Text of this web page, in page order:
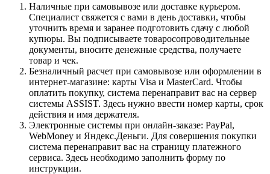
Наличные при самовывозе или доставке курьером.
Специалист свяжется с вами в день доставки, чтобы
уточнить время и заранее подготовить сдачу с любой
купюры. Вы подписываете товаросопроводительные
документы, вносите денежные средства, получаете
товар и чек.
Безналичный расчет при самовывозе или оформлении в
интернет-магазине: карты Visa и MasterCard. Чтобы
оплатить покупку, система перенаправит вас на сервер
системы ASSIST. Здесь нужно ввести номер карты, срок
действия и имя держателя.
Электронные системы при онлайн-заказе: PayPal,
WebMoney и Яндекс.Деньги. Для совершения покупки
система перенаправит вас на страницу платежного
сервиса. Здесь необходимо заполнить форму по
инструкции.